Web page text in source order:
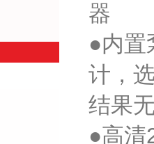
器
●内置
计，
结果
●高清